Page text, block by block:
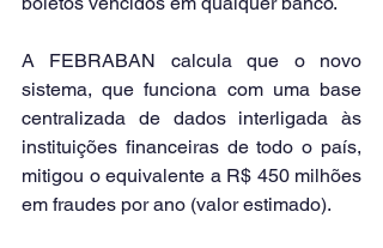
A FEBRABAN calcula que o novo
sistema, que funciona com uma base
centralizada de dados interligada às
instituições financeiras de todo o país,
mitigou o equivalente a R$ 450 milhões
em fraudes por ano (valor estimado).